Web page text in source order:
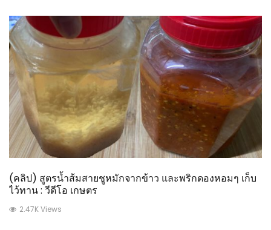
(คลิป) สูตรน้ำส้มสายชูหมักจากข้าว และพริกดองหอมๆ เก็บ
ไว้ทาน : วีดีโอ เกษตร
2.47K Views